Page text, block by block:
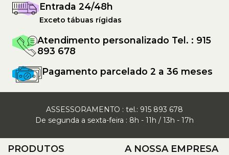
Entrada 24/48h
Exceto tábuas rígidas
Atendimento personalizado Tel. : 915
893 678
Pagamento parcelado 2 a 36 meses
ASSESSORAMENTO : tel.: 915 893 678
De segunda a sexta-feira : 8h - 11h / 13h - 17h
PRODUTOS A NOSSA EMPRESA